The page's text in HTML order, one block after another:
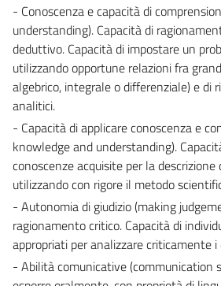
- Conoscenza e capacità di
understanding). Capacità di
deduttivo. Capacità di impostare un
utilizzando opportune relazioni fra
algebrico, integrale o differenziale) e di
analitici.
- Capacità di applicare conoscenza e
knowledge and understanding).
conoscenze acquisite per la
utilizzando con rigore il metodo
- Autonomia di giudizio (making
ragionamento critico. Capacità di
appropriati per analizzare criticamente
- Abilità comunicative (communication